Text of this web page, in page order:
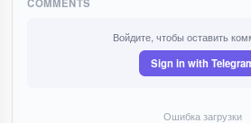
Войдите, чтобы оставить
Sign in with
Ошибка загрузки